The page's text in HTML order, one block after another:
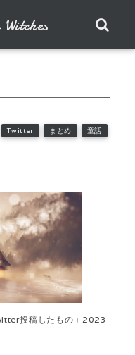
Twitter まとめ 童話
投稿したもの＋2023